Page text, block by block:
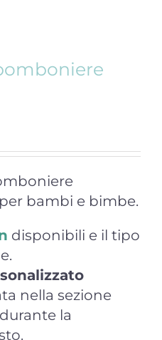
bambi e bimbe.
disponibili e il tipo
nella sezione
durante la